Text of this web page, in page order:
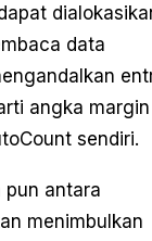
data
angka margin
sendiri.
pun antara
menimbulkan